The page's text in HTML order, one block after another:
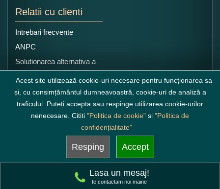
Relatii cu clienti
Intrebari frecvente
ANPC
Solutionarea alternativa a
litigiilor
Acest site utilizează cookie-uri necesare pentru funcționarea sa
și, cu consimțământul dumneavoastră, cookie-uri de analiză a
traficului. Puteți accepta sau respinge utilizarea cookie-urilor
nenecesare. Cititi "Politica de cookie" si "Politica de
confidențialitate"
Resping Accept
Lasa un mesaj!
te contactam noi maine